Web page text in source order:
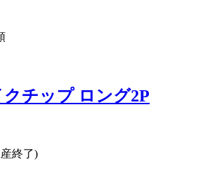
チップ ロング2P
終了)